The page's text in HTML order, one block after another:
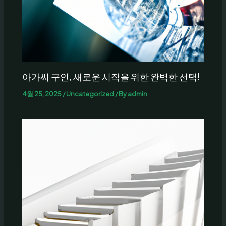
아가씨 구인, 새로운 시작을 위한 완벽한 선택!
4월 25, 2025/Uncategorized/ Byadmin